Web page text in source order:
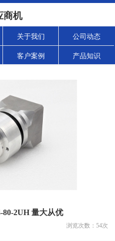
商机
关于我们 公司动态
客户案例 产品知识
80-2UH 量大从优
浏览次数： 54次